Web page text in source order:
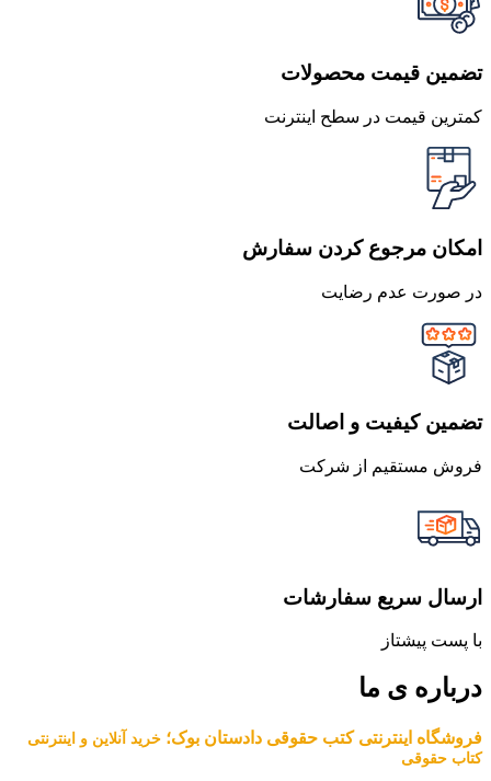
تضمین قیمت محصولات
کمترین قیمت در سطح اینترنت
امکان مرجوع کردن سفارش
در صورت عدم رضایت
تضمین کیفیت و اصالت
فروش مستقیم از شرکت
ارسال سریع سفارشات
با پست پیشتاز
درباره ی ما
فروشگاه اینترنتی کتب حقوقی دادستان بوک؛ خرید آنلاین و اینترنتی
کتاب حقوقی